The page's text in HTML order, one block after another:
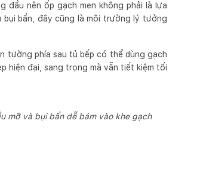
đầu nên ốp gạch men không phải là lựa
bụi bẩn, đây cũng là môi trường lý tưởng
tường phía sau tủ bếp có thể dùng gạch
hiện đại, sang trọng mà vẫn tiết kiệm tối
mỡ và bụi bẩn dễ bám vào khe gạch